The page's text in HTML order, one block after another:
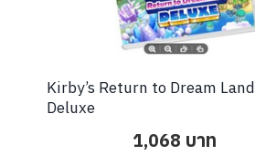
Kirby’s Return to Dream Land
Deluxe
1,068 บาท